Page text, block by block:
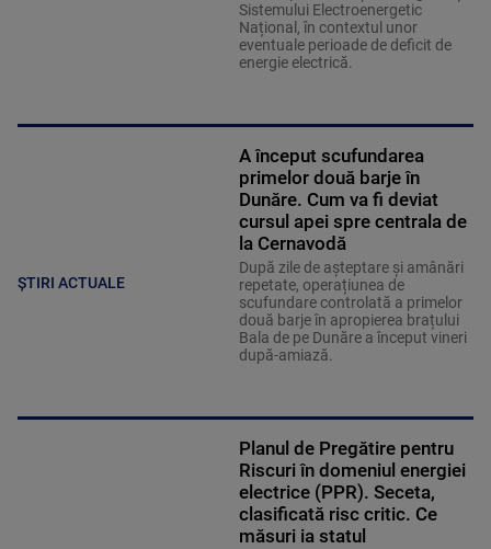
Sistemului Electroenergetic
Național, în contextul unor
eventuale perioade de deficit de
energie electrică.
ȘTIRI ACTUALE
A început scufundarea
primelor două barje în
Dunăre. Cum va fi deviat
cursul apei spre centrala de
la Cernavodă
După zile de așteptare și amânări
repetate, operațiunea de
scufundare controlată a primelor
două barje în apropierea brațului
Bala de pe Dunăre a început vineri
după-amiază.
Planul de Pregătire pentru
Riscuri în domeniul energiei
electrice (PPR). Seceta,
clasificată risc critic. Ce
măsuri ia statul